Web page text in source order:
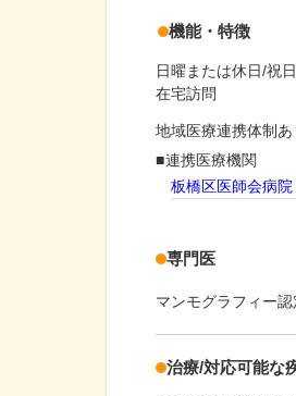
機能・特徴
日曜または休日/祝
在宅訪問
地域医療連携体制あ
連携医療機関
板橋区医師会病院
専門医
マンモグラフィー
治療/対応可能な